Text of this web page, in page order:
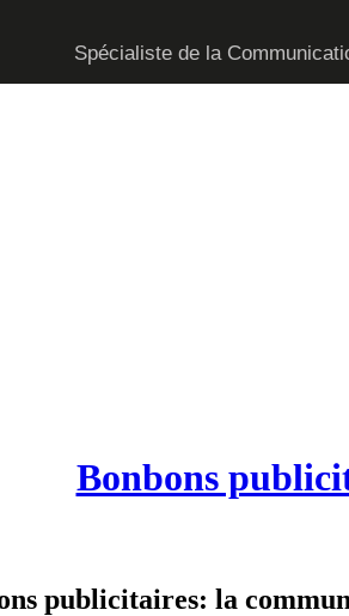
Spécialiste de la
Bonbons
publicitaires: la